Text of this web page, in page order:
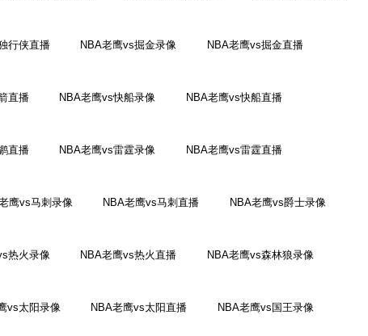
行侠直播 NBA老鹰vs掘金录像 NBA老鹰vs掘金直播
直播 NBA老鹰vs快船录像 NBA老鹰vs快船直播
直播 NBA老鹰vs雷霆录像 NBA老鹰vs雷霆直播
鹰vs马刺录像 NBA老鹰vs马刺直播 NBA老鹰vs爵士录像
热火录像 NBA老鹰vs热火直播 NBA老鹰vs森林狼录像
vs太阳录像 NBA老鹰vs太阳直播 NBA老鹰vs国王录像